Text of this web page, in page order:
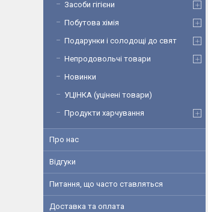
Засоби гігієни
Побутова хімія
Подарунки і солодощі до свят
Непродовольчі товари
Новинки
УЦІНКА (уцінені товари)
Продукти харчування
Про нас
Відгуки
Питання, що часто ставляться
Доставка та оплата